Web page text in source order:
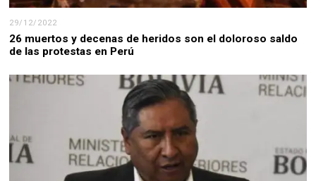
29/12/2022
26 muertos y decenas de heridos son el doloroso saldo
de las protestas en Perú